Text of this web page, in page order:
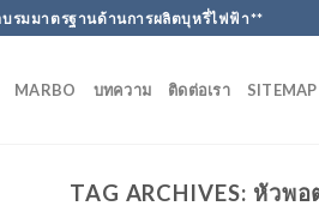
รมมาตรฐานด้านการผลิตบุหรี่ไฟฟ้า**
MARBO บทความ ติดต่อเรา SITEMAP
TAG ARCHIVES: หัวพอ